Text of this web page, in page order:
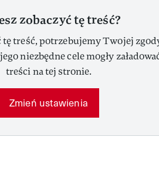
zobaczyć tę treść?
treść, potrzebujemy Twojej
niezbędne cele mogły
treści na tej stronie.
Zmień ustawienia